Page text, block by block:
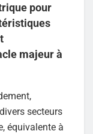
pour
majeur à
secteurs
équivalente à